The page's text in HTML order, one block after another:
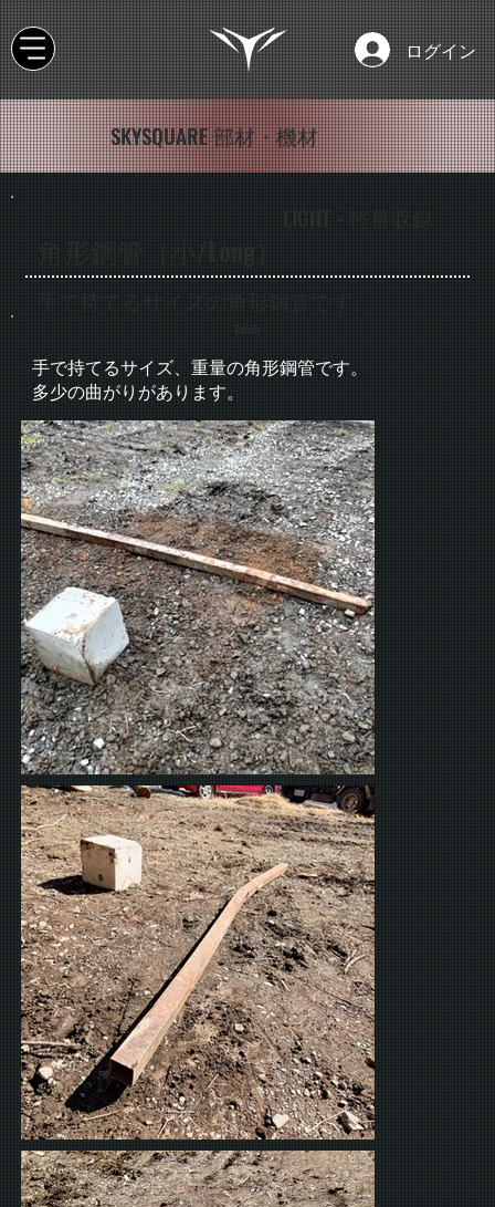
ログイン
SKYSQUARE 部材・機材
- Details -
手で持てるサイズ、重量の角形鋼管です。
多少の曲がりがあります。
LIGHT - 軽量収録
角形鋼管（小/Long）
手で持てるサイズの角形鋼管です。